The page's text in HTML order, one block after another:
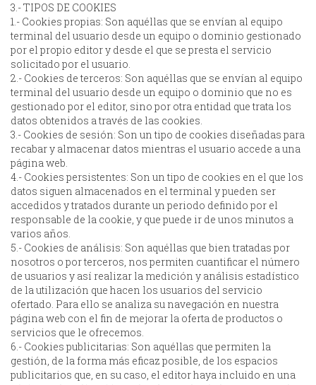
3.- TIPOS DE COOKIES
1.- Cookies propias: Son aquéllas que se envían al equipo
terminal del usuario desde un equipo o dominio gestionado
por el propio editor y desde el que se presta el servicio
solicitado por el usuario.
2.- Cookies de terceros: Son aquéllas que se envían al equipo
terminal del usuario desde un equipo o dominio que no es
gestionado por el editor, sino por otra entidad que trata los
datos obtenidos a través de las cookies.
3.- Cookies de sesión: Son un tipo de cookies diseñadas para
recabar y almacenar datos mientras el usuario accede a una
página web.
4.- Cookies persistentes: Son un tipo de cookies en el que los
datos siguen almacenados en el terminal y pueden ser
accedidos y tratados durante un periodo definido por el
responsable de la cookie, y que puede ir de unos minutos a
varios años.
5.- Cookies de análisis: Son aquéllas que bien tratadas por
nosotros o por terceros, nos permiten cuantificar el número
de usuarios y así realizar la medición y análisis estadístico
de la utilización que hacen los usuarios del servicio
ofertado. Para ello se analiza su navegación en nuestra
página web con el fin de mejorar la oferta de productos o
servicios que le ofrecemos.
6.- Cookies publicitarias: Son aquéllas que permiten la
gestión, de la forma más eficaz posible, de los espacios
publicitarios que, en su caso, el editor haya incluido en una